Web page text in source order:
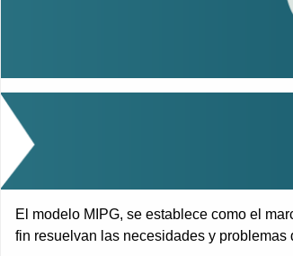
El modelo MIPG, se establece como el
fin resuelvan las necesidades y